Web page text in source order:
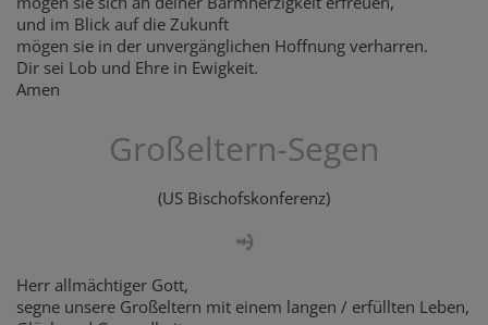
und im Blick auf die Zukunft
mögen sie in der unvergänglichen Hoffnung verharren.
Dir sei Lob und Ehre in Ewigkeit.
Amen
Großeltern-Segen
(US Bischofskonferenz)
Herr allmächtiger Gott,
segne unsere Großeltern mit einem langen / erfüllten Leben,